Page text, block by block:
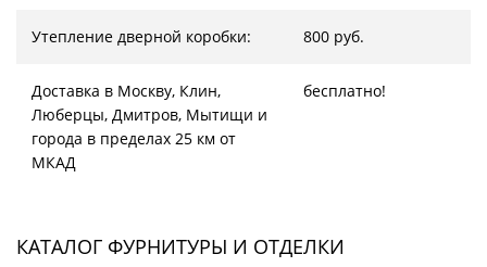
Утепление дверной коробки: 800 руб.
Доставка в Москву, Клин,
Люберцы, Дмитров, Мытищи и
города в пределах 25 км от
МКАД
бесплатно!
КАТАЛОГ ФУРНИТУРЫ И ОТДЕЛКИ